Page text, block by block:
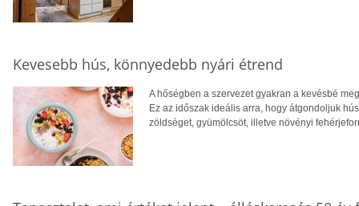
Kevesebb hús, könnyedebb nyári étrend
A hőségben a szervezet gyakran a kevésbé
Ez az időszak ideális arra, hogy átgondoljuk
zöldséget, gyümölcsöt, illetve növényi